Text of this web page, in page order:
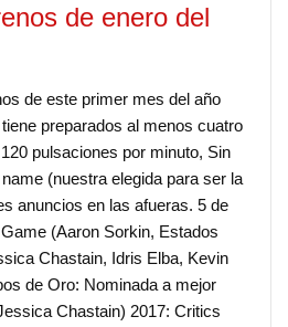
de enero del
de este primer mes del año
preparados al menos cuatro
pulsaciones por minuto, Sin
(nuestra elegida para ser la
anuncios en las afueras. 5 de
(Aaron Sorkin, Estados
Chastain, Idris Elba, Kevin
de Oro: Nominada a mejor
Chastain) 2017: Critics